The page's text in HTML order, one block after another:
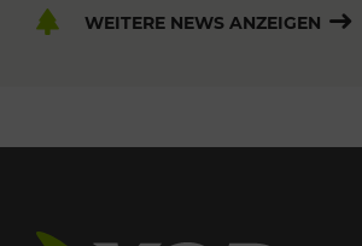
WEITERE NEWS ANZEIGEN